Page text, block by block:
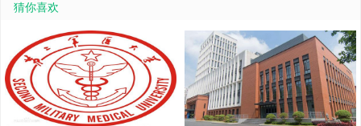
猜你喜欢